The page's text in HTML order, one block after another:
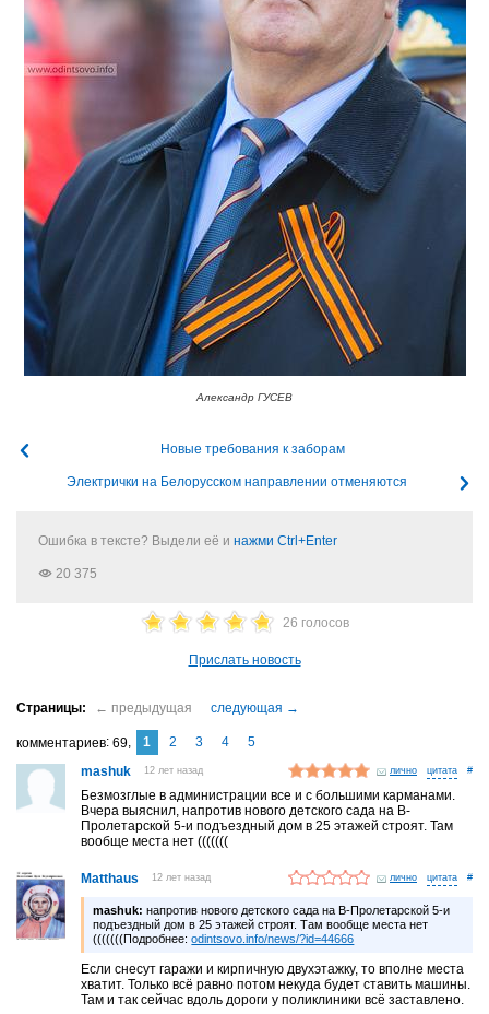
Александр ГУСЕВ
Новые требования к заборам
Электрички на Белорусском направлении отменяются
Ошибка в тексте? Выдели её и нажми Ctrl+Enter
20 375
26 голосов
Прислать новость
комментариев 69 1 2 3 4
5
mashuk
12 лет назад лично #
Безмозглые в администрации все и с большими карманами.
Вчера выяснил, напротив нового детского сада на В-
Пролетарской 5-и подъездный дом в 25 этажей строят. Там
вообще места нет (((((((
Matthaus 12 лет назад лично #
mashuk: напротив нового детского сада на В-Пролетарской 5-и
подъездный дом в 25 этажей строят. Там вообще места нет
(((((((Подробнее:odintsovo.info/news/?id=44666
Если снесут гаражи и кирпичную двухэтажку, то вполне места
хватит. Только всё равно потом некуда будет ставить машины.
Там и так сейчас вдоль дороги у поликлиники всё заставлено.